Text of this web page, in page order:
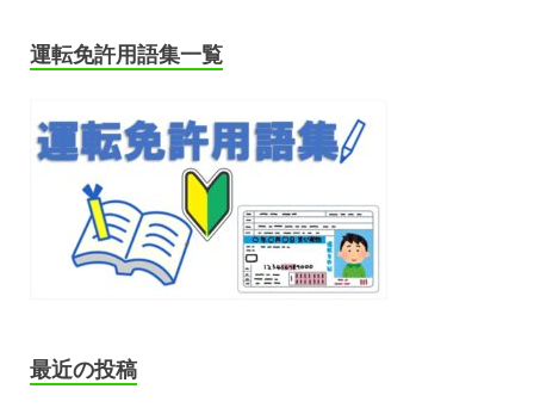
運転免許用語集一覧
最近の投稿